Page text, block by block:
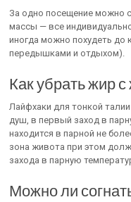
За одно посещение можно
массы — все
иногда можно похудеть до
передышками и отдыхом).
Как убрать жир
Лайфхаки для тонкой
душ, в первый заход в
находится в парной не
зона живота при этом
захода в парную
Можно ли